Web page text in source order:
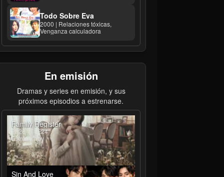
Todo Sobre Eva
2000 | Relaciones tóxicas,
Venganza calculadora
En emisión
Dramas y series en emisión, y sus
próximos episodios a estrenarse.
Family Register
2026 | T1E24
Estreno hoy
Sin And Love